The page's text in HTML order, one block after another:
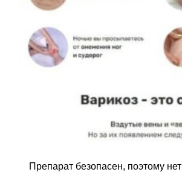
Препарат безопасен, поэтому нет